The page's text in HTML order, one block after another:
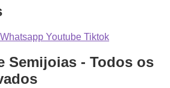
Whatsapp Youtube Tiktok
Semijoias - Todos os